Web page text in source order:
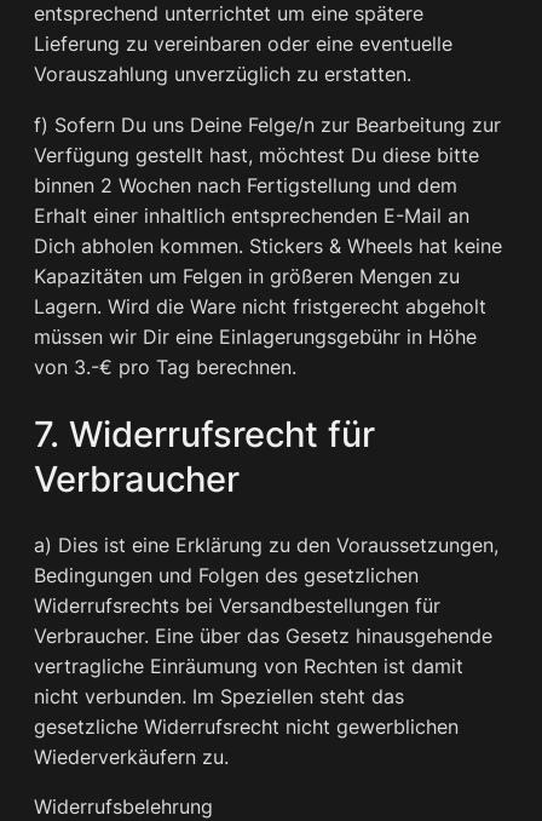
entsprechend unterrichtet um eine spätere
Lieferung zu vereinbaren oder eine eventuelle
Vorauszahlung unverzüglich zu erstatten.
f) Sofern Du uns Deine Felge/n zur Bearbeitung zur
Verfügung gestellt hast, möchtest Du diese bitte
binnen 2 Wochen nach Fertigstellung und dem
Erhalt einer inhaltlich entsprechenden E-Mail an
Dich abholen kommen. Stickers & Wheels hat keine
Kapazitäten um Felgen in größeren Mengen zu
Lagern. Wird die Ware nicht fristgerecht abgeholt
müssen wir Dir eine Einlagerungsgebühr in Höhe
von 3.-€ pro Tag berechnen.
7. Widerrufsrecht für
Verbraucher
a) Dies ist eine Erklärung zu den Voraussetzungen,
Bedingungen und Folgen des gesetzlichen
Widerrufsrechts bei Versandbestellungen für
Verbraucher. Eine über das Gesetz hinausgehende
vertragliche Einräumung von Rechten ist damit
nicht verbunden. Im Speziellen steht das
gesetzliche Widerrufsrecht nicht gewerblichen
Wiederverkäufern zu.
Widerrufsbelehrung